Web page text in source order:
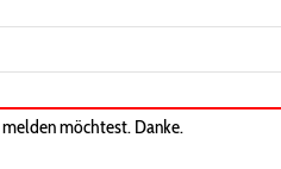
melden möchtest. Danke.